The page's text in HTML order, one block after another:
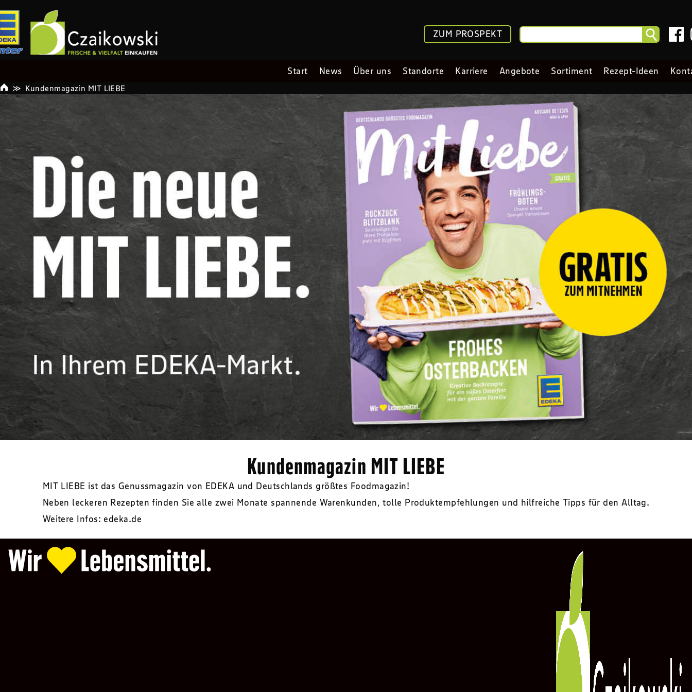
ZUM PROSPEKT
Start News Über uns Standorte Karriere Angebote Sortiment Rezept-Ideen
Kundenmagazin MIT LIEBE
Kundenmagazin MIT LIEBE
MIT LIEBE ist das Genussmagazin von EDEKA und Deutschlands größtes Foodmagazin!
Neben leckeren Rezepten finden Sie alle zwei Monate spannende Warenkunden, tolle Produktempfehlungen und hilfreiche Tipps für den Alltag.
Weitere Infos: edeka.de